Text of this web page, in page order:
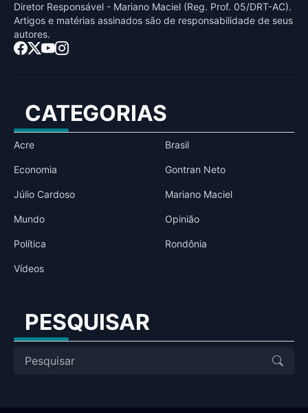
Diretor Responsável - Mariano Maciel (Reg. Prof. 05/DRT-AC).
Artigos e matérias assinados sāo de responsabilidade de seus
autores.
CATEGORIAS
Acre Brasil
Economia Gontran Neto
Júlio Cardoso Mariano Maciel
Mundo Opinião
Política Rondônia
Vídeos
PESQUISAR